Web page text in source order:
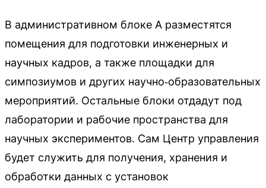
В административном блоке А разместятся
помещения для подготовки инженерных и
научных кадров, а также площадки для
симпозиумов и других научно‑образовательных
мероприятий. Остальные блоки отдадут под
лаборатории и рабочие пространства для
научных экспериментов. Сам Центр управления
будет служить для получения, хранения и
обработки данных с установок